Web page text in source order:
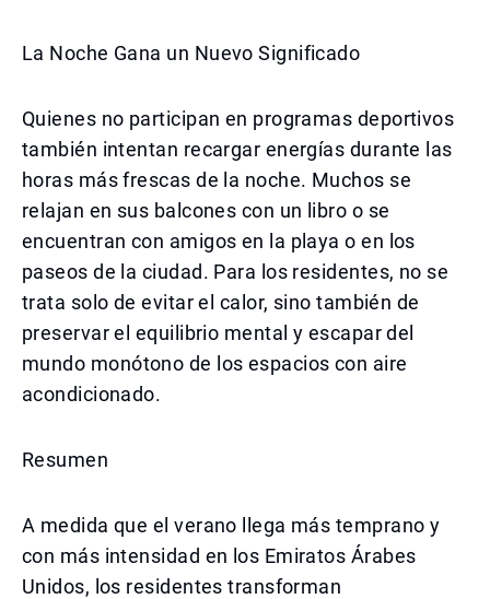
La Noche Gana un Nuevo Significado
Quienes no participan en programas deportivos
también intentan recargar energías durante las
horas más frescas de la noche. Muchos se
relajan en sus balcones con un libro o se
encuentran con amigos en la playa o en los
paseos de la ciudad. Para los residentes, no se
trata solo de evitar el calor, sino también de
preservar el equilibrio mental y escapar del
mundo monótono de los espacios con aire
acondicionado.
Resumen
A medida que el verano llega más temprano y
con más intensidad en los Emiratos Árabes
Unidos, los residentes transforman